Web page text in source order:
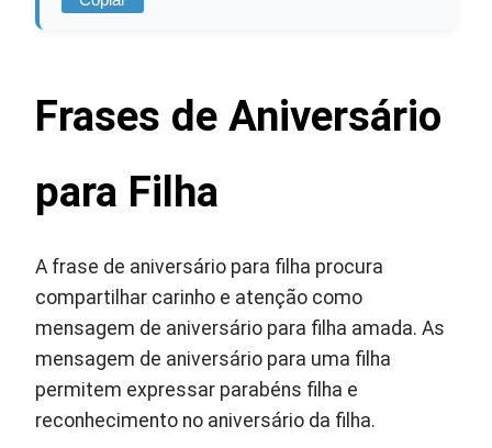
Frases de Aniversário
para Filha
A frase de aniversário para filha procura
compartilhar carinho e atenção como
mensagem de aniversário para filha amada. As
mensagem de aniversário para uma filha
permitem expressar parabéns filha e
reconhecimento no aniversário da filha.